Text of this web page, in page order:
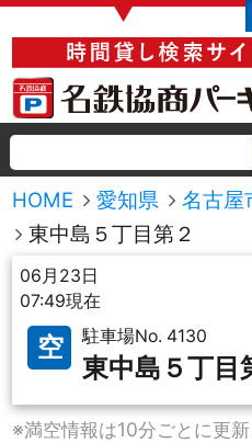
▼
HOME 愛知県
名古屋
東中島５丁目第２
06月23日
07:49現在
空 駐車場No. 4130
東中島５丁目
※満空情報は10分ごとに更